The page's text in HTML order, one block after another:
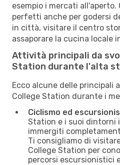
esempio i mercati all'aperto.
perfetti anche per godersi
in città, visitare il centro
assaporare la cucina locale
Attività principali da
Station durante l'alta
Ecco alcune delle principali
College Station durante i
Ciclismo ed
Station e i suoi dintorni
immergiti
Ti consigliamo di
College Station per
percorsi escursionistici